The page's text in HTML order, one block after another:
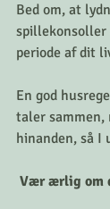
Bed om, at
spillekonsoller
periode af dit
En god
taler sammen,
hinanden, så I
Vær ærlig om